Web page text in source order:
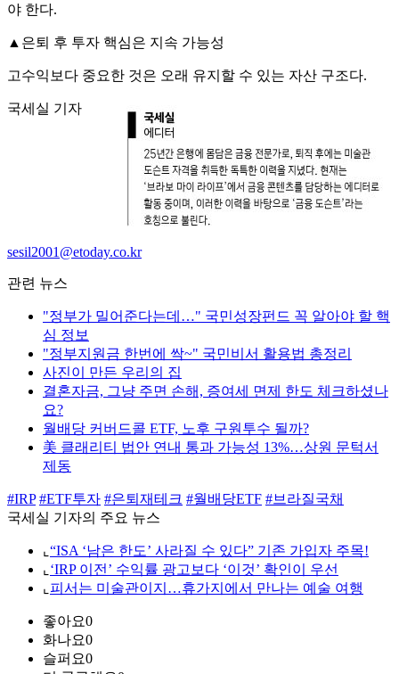
야 한다.
▲은퇴 후 투자 핵심은 지속 가능성
고수익보다 중요한 것은 오래 유지할 수 있는 자산 구조다.
국세실 기자
sesil2001@etoday.co.kr
관련 뉴스
"정부가 밀어준다는데…" 국민성장펀드 꼭 알아야 할 핵
심 정보
"정부지원금 한번에 싹~" 국민비서 활용법 총정리
사진이 만든 우리의 집
결혼자금, 그냥 주면 손해, 증여세 면제 한도 체크하셨나
요?
월배당 커버드콜 ETF, 노후 구원투수 될까?
美 클래리티 법안 연내 통과 가능성 13%…상원 문턱서
제동
#IRP #ETF투자 #은퇴재테크 #월배당ETF #브라질국채
국세실 기자의 주요 뉴스
⌞ “ISA ‘남은 한도’ 사라질 수 있다” 기존 가입자 주목!
⌞ ‘IRP 이전’ 수익률 광고보다 ‘이것’ 확인이 우선
⌞ 피서는 미술관이지…휴가지에서 만나는 예술 여행
좋아요0
화나요0
슬퍼요0